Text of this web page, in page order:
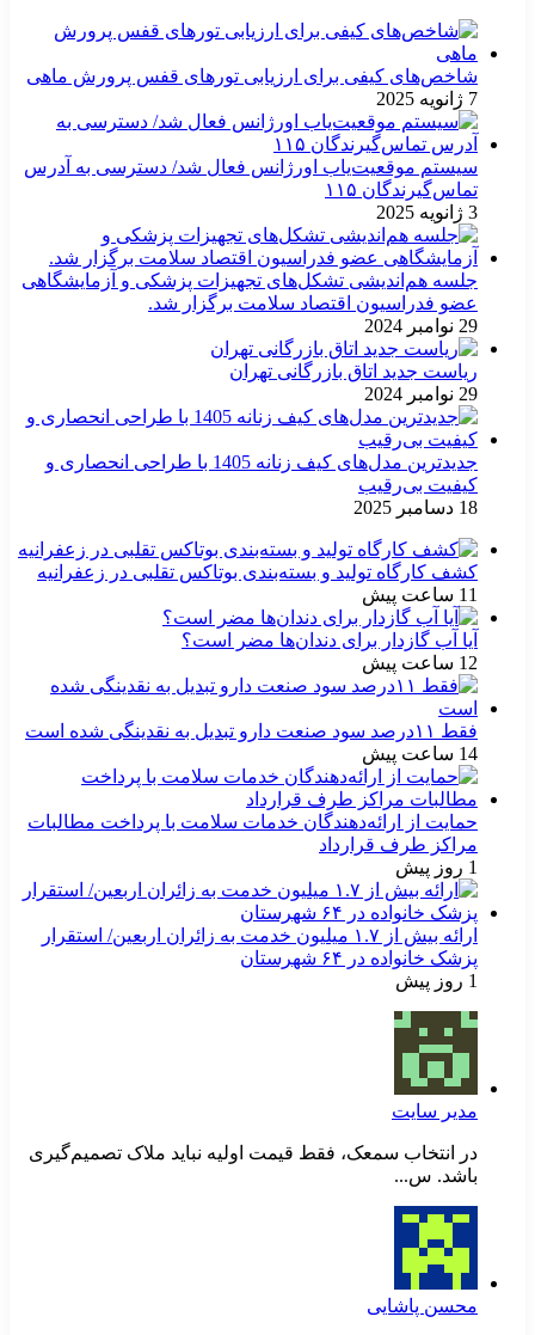
شاخص‌های کیفی برای ارزیابی تورهای قفس پرورش ماهی
7 ژانویه 2025
سیستم موقعیت‌یاب اورژانس فعال شد/ دسترسی به آدرس
تماس‌گیرندگان ۱۱۵
3 ژانویه 2025
جلسه هم‌اندیشی تشکل‌های تجهیزات پزشکی و آزمایشگاهی
عضو فدراسیون اقتصاد سلامت برگزار شد.
29 نوامبر 2024
ریاست جدید اتاق بازرگانی تهران
29 نوامبر 2024
جدیدترین مدل‌های کیف زنانه 1405 با طراحی انحصاری و
کیفیت بی‌رقیب
18 دسامبر 2025
کشف کارگاه تولید و بسته‌بندی بوتاکس تقلبی در زعفرانیه
11 ساعت پیش
آیا آب گازدار برای دندان‌ها مضر است؟
12 ساعت پیش
فقط ۱۱‌درصد سود صنعت دارو تبدیل به نقدینگی شده است
14 ساعت پیش
حمایت از ارائه‌دهندگان خدمات سلامت با پرداخت مطالبات
مراکز طرف قرارداد
1 روز پیش
ارائه بیش از ۱.۷ میلیون خدمت به زائران اربعین/ استقرار
پزشک خانواده در ۶۴ شهرستان
1 روز پیش
مدیر سایت
در انتخاب سمعک، فقط قیمت اولیه نباید ملاک تصمیم‌گیری
باشد. س...
محسن پاشایی